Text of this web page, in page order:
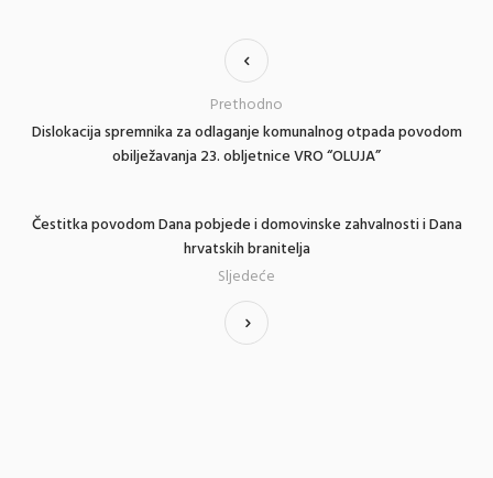
Dislokacija spremnika za odlaganje komunalnog otpada povodom
obilježavanja 23. obljetnice VRO “OLUJA”
Prethodno
Čestitka povodom Dana pobjede i domovinske zahvalnosti i Dana
hrvatskih branitelja
Sljedeće